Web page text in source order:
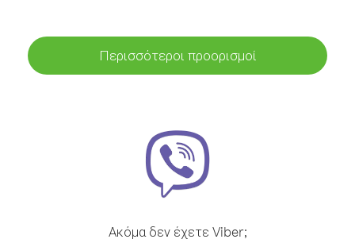
Περισσότεροι προορισμοί
Ακόμα δεν έχετε Viber;